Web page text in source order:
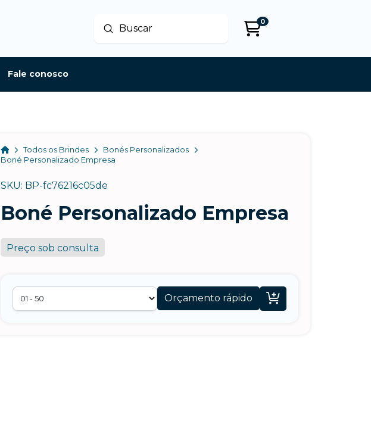
Buscar
Enviar
0
Fale conosco
HomeTodos os Brindes
Bonés Personalizados
Boné Personalizado Empresa
SKU: BP-fc76216c05de
Boné Personalizado Empresa
Preço sob consulta
Orçamento rápido 